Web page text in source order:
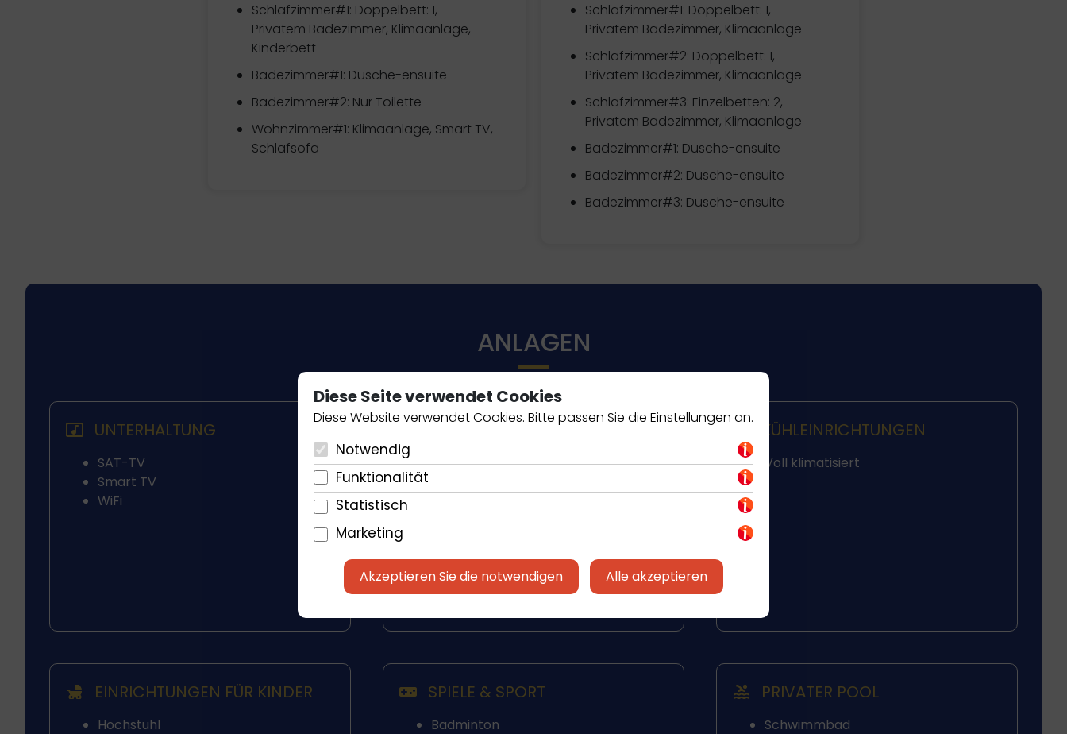
Diese Seite verwendet Cookies
Diese Website verwendet Cookies. Bitte passen Sie die Einstellungen an.
Notwendig
Funktionalität
Statistisch
Marketing
Akzeptieren Sie die notwendigen Alle akzeptieren
Schlafzimmer#1: Doppelbett: 1,
Privatem Badezimmer, Klimaanlage,
Kinderbett
Badezimmer#1: Dusche-ensuite
Badezimmer#2: Nur Toilette
Wohnzimmer#1: Klimaanlage, Smart TV,
Schlafsofa
Schlafzimmer#1: Doppelbett: 1,
Privatem Badezimmer, Klimaanlage
Schlafzimmer#2: Doppelbett: 1,
Privatem Badezimmer, Klimaanlage
Schlafzimmer#3: Einzelbetten: 2,
Privatem Badezimmer, Klimaanlage
Badezimmer#1: Dusche-ensuite
Badezimmer#2: Dusche-ensuite
Badezimmer#3: Dusche-ensuite
ANLAGEN
UNTERHALTUNG
SAT-TV
Smart TV
WiFi
KÜCHEN-ESSENTIALS
Kaffeefilter
Kessel
Ofen
Geschirrspülmaschine
Toaster
KÜHLEINRICHTUNGEN
Voll klimatisiert
EINRICHTUNGEN FÜR KINDER
Hochstuhl
SPIELE & SPORT
Badminton
PRIVATER POOL
Schwimmbad